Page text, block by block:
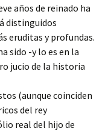
años de reinado ha
distinguidos
eruditas y profundas.
sido -y lo es en la
jucio de la historia
(aunque coinciden
del rey
real del hijo de